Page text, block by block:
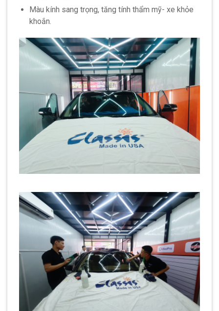
Màu kính sang trọng, tăng tính thẩm mỹ- xe khỏe
khoắn.